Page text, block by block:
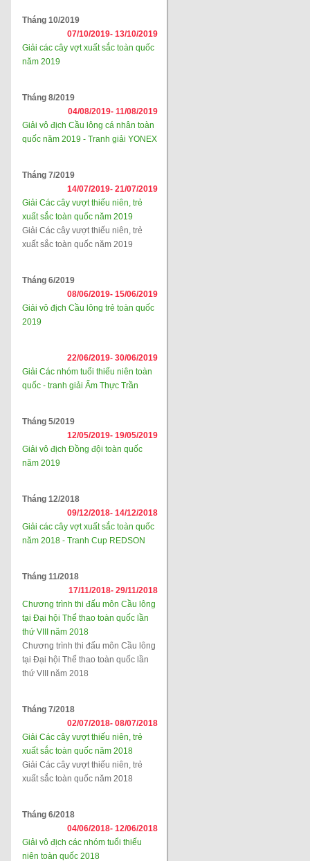
Tháng 10/2019
07/10/2019- 13/10/2019
Giải các cây vợt xuất sắc toàn quốc
năm 2019
Tháng 8/2019
04/08/2019- 11/08/2019
Giải vô địch Cầu lông cá nhân toàn
quốc năm 2019 - Tranh giải YONEX
Tháng 7/2019
14/07/2019- 21/07/2019
Giải Các cây vượt thiếu niên, trẻ
xuất sắc toàn quốc năm 2019
Giải Các cây vượt thiếu niên, trẻ
xuất sắc toàn quốc năm 2019
Tháng 6/2019
08/06/2019- 15/06/2019
Giải vô địch Cầu lông trẻ toàn quốc
2019
22/06/2019- 30/06/2019
Giải Các nhóm tuổi thiếu niên toàn
quốc - tranh giải Ẩm Thực Trần
Tháng 5/2019
12/05/2019- 19/05/2019
Giải vô địch Đồng đội toàn quốc
năm 2019
Tháng 12/2018
09/12/2018- 14/12/2018
Giải các cây vợt xuất sắc toàn quốc
năm 2018 - Tranh Cup REDSON
Tháng 11/2018
17/11/2018- 29/11/2018
Chương trình thi đấu môn Cầu lông
tại Đại hội Thể thao toàn quốc lần
thứ VIII năm 2018
Chương trình thi đấu môn Cầu lông
tại Đại hội Thể thao toàn quốc lần
thứ VIII năm 2018
Tháng 7/2018
02/07/2018- 08/07/2018
Giải Các cây vượt thiếu niên, trẻ
xuất sắc toàn quốc năm 2018
Giải Các cây vượt thiếu niên, trẻ
xuất sắc toàn quốc năm 2018
Tháng 6/2018
04/06/2018- 12/06/2018
Giải vô địch các nhóm tuổi thiếu
niên toàn quốc 2018